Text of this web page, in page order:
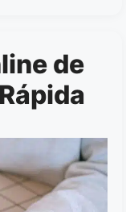
de